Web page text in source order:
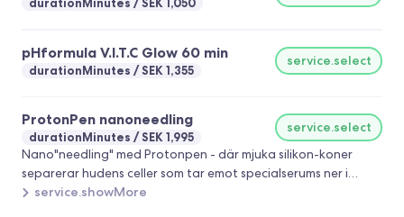
durationMinutes SEK 1,050
pHformula V.I.T.C Glow 60 min
durationMinutes SEK 1,355
service.select
ProtonPen nanoneedling
durationMinutes SEK 1,995
service.select
Nano"needling" med Protonpen - där mjuka silikon-koner
separerar hudens celler som tar emot specialserums ner i
djupare hudlager med en strålande och anti-aging effekt.
service.showMore